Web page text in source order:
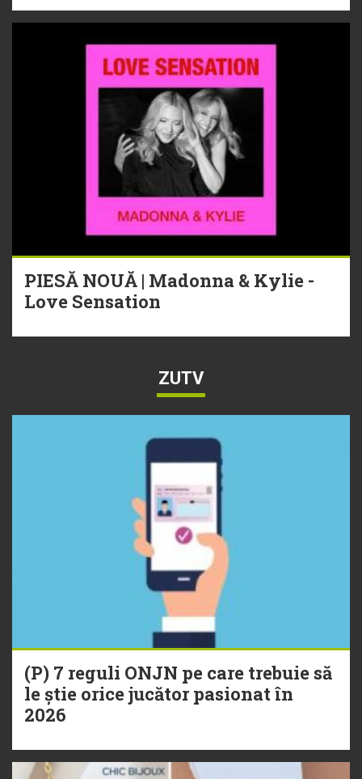
PIESĂ NOUĂ | Madonna & Kylie -
Love Sensation
ZUTV
(P) 7 reguli ONJN pe care trebuie să
le știe orice jucător pasionat în
2026